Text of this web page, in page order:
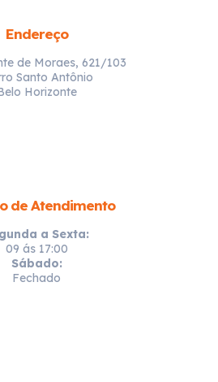
Endereço
de Moraes, 621/103
Santo Antônio
Horizonte
de Atendimento
a Sexta:
09 ás 17:00
Sábado:
Fechado